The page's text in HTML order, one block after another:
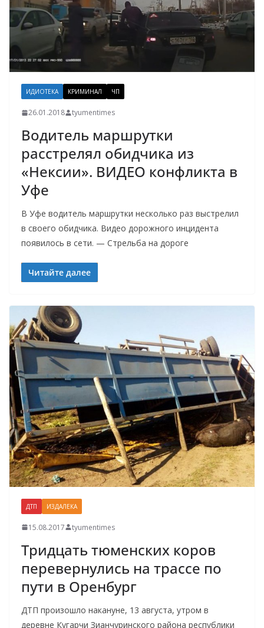
ИДИОТЕКА КРИМИНАЛ ЧП
26.01.2018 tyumentimes
Водитель маршрутки
расстрелял обидчика из
«Нексии». ВИДЕО конфликта в
Уфе
В Уфе водитель маршрутки несколько раз выстрелил
в своего обидчика. Видео дорожного инцидента
появилось в сети. — Стрельба на дороге
Читайте далее
ДТП ИЗДАЛЕКА
15.08.2017 tyumentimes
Тридцать тюменских коров
перевернулись на трассе по
пути в Оренбург
ДТП произошло накануне, 13 августа, утром в
деревне Кугарчи Зианчуринского района республики